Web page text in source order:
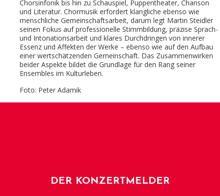
Chorsinfonik bis hin zu Schauspiel, Puppentheater, Chanson
und Literatur. Chormusik erfordert klangliche ebenso wie
menschliche Gemeinschaftsarbeit, darum legt Martin Steidler
seinen Fokus auf professionelle Stimmbildung, präzise Sprach-
und Intonationsarbeit und klares Durchdringen von innerer
Essenz und Affekten der Werke – ebenso wie auf den Aufbau
einer wertschätzenden Gemeinschaft. Das Zusammenwirken
beider Aspekte bildet die Grundlage für den Rang seiner
Ensembles im Kulturleben.
Foto: Peter Adamik
DER KONZERTMELDER